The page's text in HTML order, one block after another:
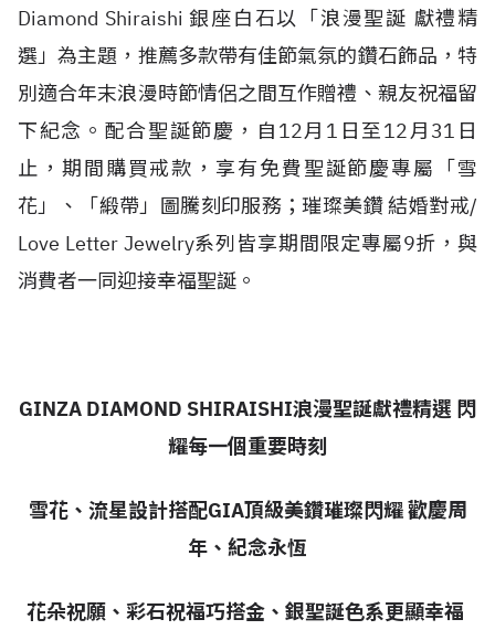
Diamond Shiraishi 銀座白石以「浪漫聖誕 獻禮精
選」為主題，推薦多款帶有佳節氣氛的鑽石飾品，特
別適合年末浪漫時節情侶之間互作贈禮、親友祝福留
下紀念。配合聖誕節慶，自12月1日至12月31日
止，期間購買戒款，享有免費聖誕節慶專屬「雪
花」、「緞帶」圖騰刻印服務；璀璨美鑽 結婚對戒/
Love Letter Jewelry系列皆享期間限定專屬9折，與
消費者一同迎接幸福聖誕。
GINZA DIAMOND SHIRAISHI浪漫聖誕獻禮精選 閃
耀每一個重要時刻
雪花、流星設計搭配GIA頂級美鑽璀璨閃耀 歡慶周
年、紀念永恆
花朵祝願、彩石祝福巧搭金、銀聖誕色系更顯幸福